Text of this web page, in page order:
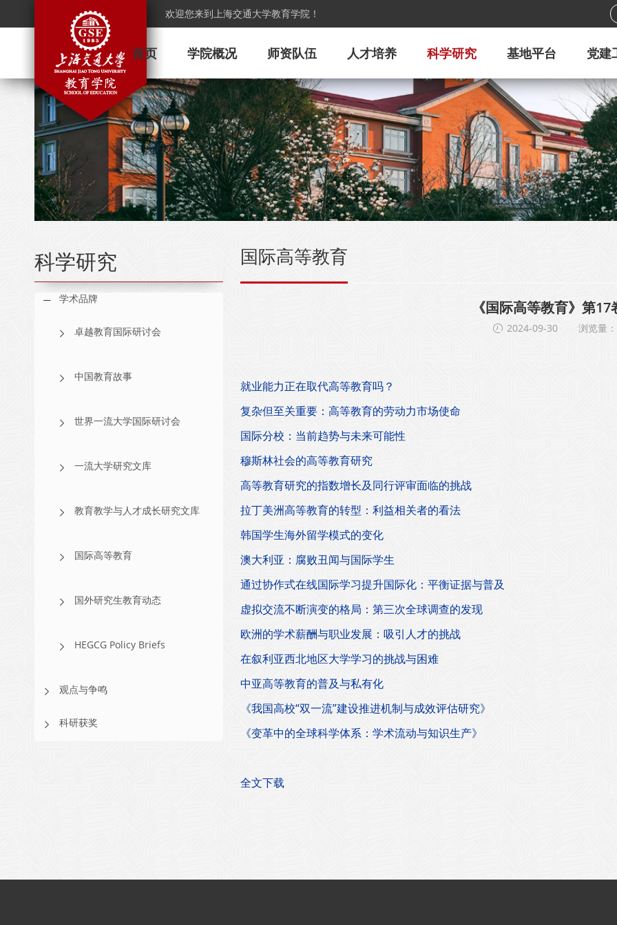
欢迎您来到上海交通大学教育学院！
首页 学院概况 师资队伍 人才培养 科学研究 基地平台 党建
科学研究
学术品牌
卓越教育国际研讨会
中国教育故事
世界一流大学国际研讨会
一流大学研究文库
教育教学与人才成长研究文库
国际高等教育
国外研究生教育动态
HEGCG Policy Briefs
观点与争鸣
科研获奖
国际高等教育
《国际高等教育》第17
2024-09-30 浏览量
就业能力正在取代高等教育吗？
复杂但至关重要：高等教育的劳动力市场使命
国际分校：当前趋势与未来可能性
穆斯林社会的高等教育研究
高等教育研究的指数增长及同行评审面临的挑战
拉丁美洲高等教育的转型：利益相关者的看法
韩国学生海外留学模式的变化
澳大利亚：腐败丑闻与国际学生
通过协作式在线国际学习提升国际化：平衡证据与普及
虚拟交流不断演变的格局：第三次全球调查的发现
欧洲的学术薪酬与职业发展：吸引人才的挑战
在叙利亚西北地区大学学习的挑战与困难
中亚高等教育的普及与私有化
《我国高校“双一流”建设推进机制与成效评估研究》
《变革中的全球科学体系：学术流动与知识生产》
全文下载